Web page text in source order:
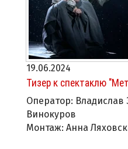
19.06.2024
Тизер к спектаклю
Оператор: Владислав
Винокуров
Монтаж: Анна